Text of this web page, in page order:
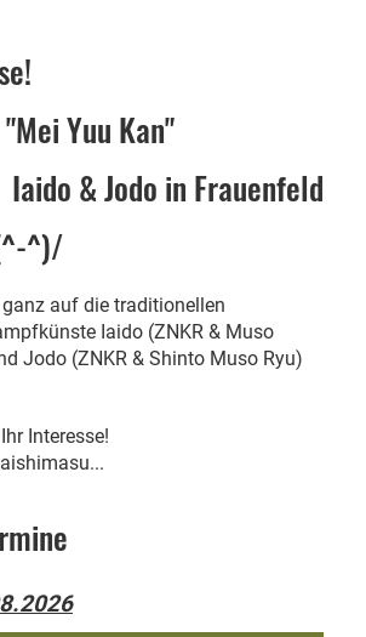
Yuu Kan"
Iaido & Jodo in Frauenfeld
^)/
ganz auf die traditionellen
Iaido (ZNKR & Muso
Jodo (ZNKR & Shinto Muso Ryu)
Interesse!